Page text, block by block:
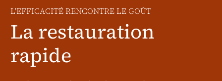
L'EFFICACITÉ RENCONTRE LE GOÛT
La restauration
rapide
United Kingdom